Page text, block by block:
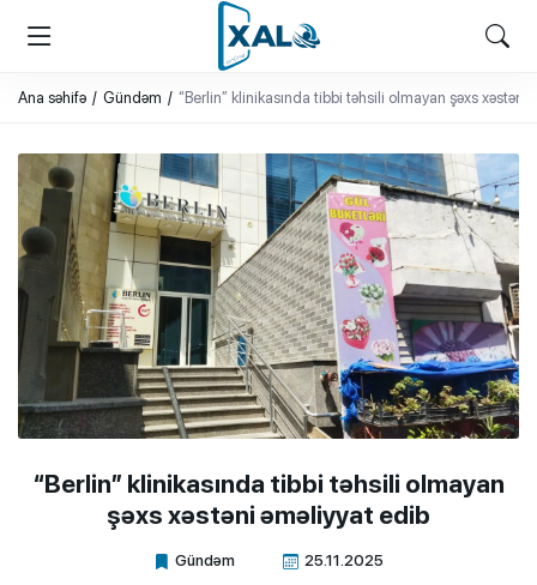
XALQ.ONLINE
ONLAYN PLATFORMA
Ana səhifə Gündəm “Berlin” klinikasında tibbi təhsili olmayan şəxs xəstəni
“Berlin” klinikasında tibbi təhsili olmayan
şəxs xəstəni əməliyyat edib
Gündəm 25.11.2025